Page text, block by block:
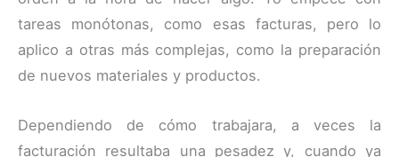
tareas monótonas, como esas facturas, pero lo
aplico a otras más complejas, como la preparación
de nuevos materiales y productos.
Dependiendo de cómo trabajara, a veces la
facturación resultaba una pesadez y, cuando ya